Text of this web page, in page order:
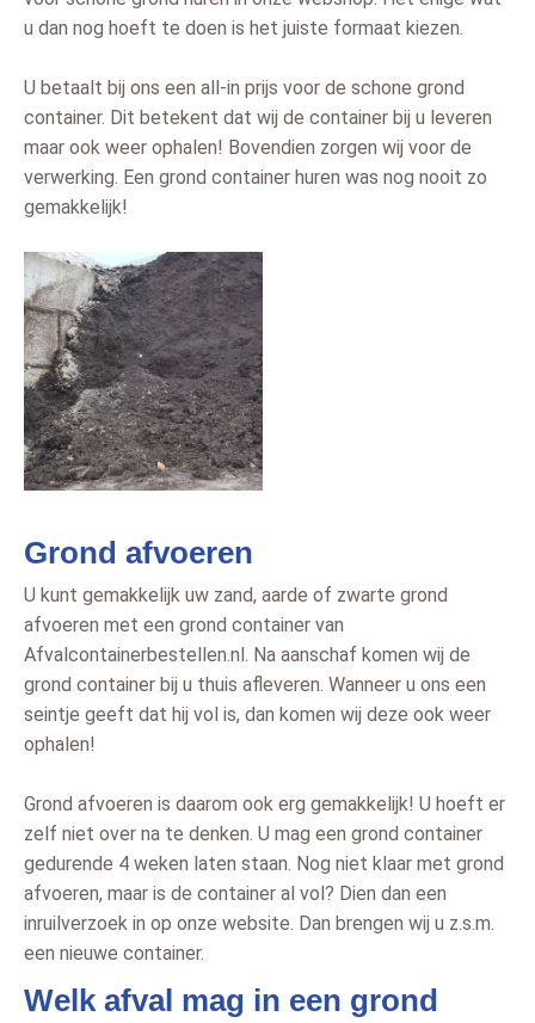
u dan nog hoeft te doen is het juiste formaat kiezen.
U betaalt bij ons een all-in prijs voor de schone grond
container. Dit betekent dat wij de container bij u leveren
maar ook weer ophalen! Bovendien zorgen wij voor de
verwerking. Een grond container huren was nog nooit zo
gemakkelijk!
Grond afvoeren
U kunt gemakkelijk uw zand, aarde of zwarte grond
afvoeren met een grond container van
Afvalcontainerbestellen.nl. Na aanschaf komen wij de
grond container bij u thuis afleveren. Wanneer u ons een
seintje geeft dat hij vol is, dan komen wij deze ook weer
ophalen!
Grond afvoeren is daarom ook erg gemakkelijk! U hoeft er
zelf niet over na te denken. U mag een grond container
gedurende 4 weken laten staan. Nog niet klaar met grond
afvoeren, maar is de container al vol? Dien dan een
inruilverzoek in op onze website. Dan brengen wij u z.s.m.
een nieuwe container.
Welk afval mag in een grond